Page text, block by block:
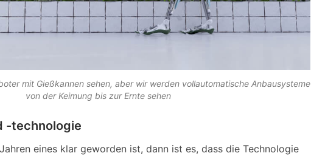
mit Gießkannen sehen, aber wir werden vollautomatische Anbausysteme
von der Keimung bis zur Ernte sehen
-technologie
eines klar geworden ist, dann ist es, dass die Technologie